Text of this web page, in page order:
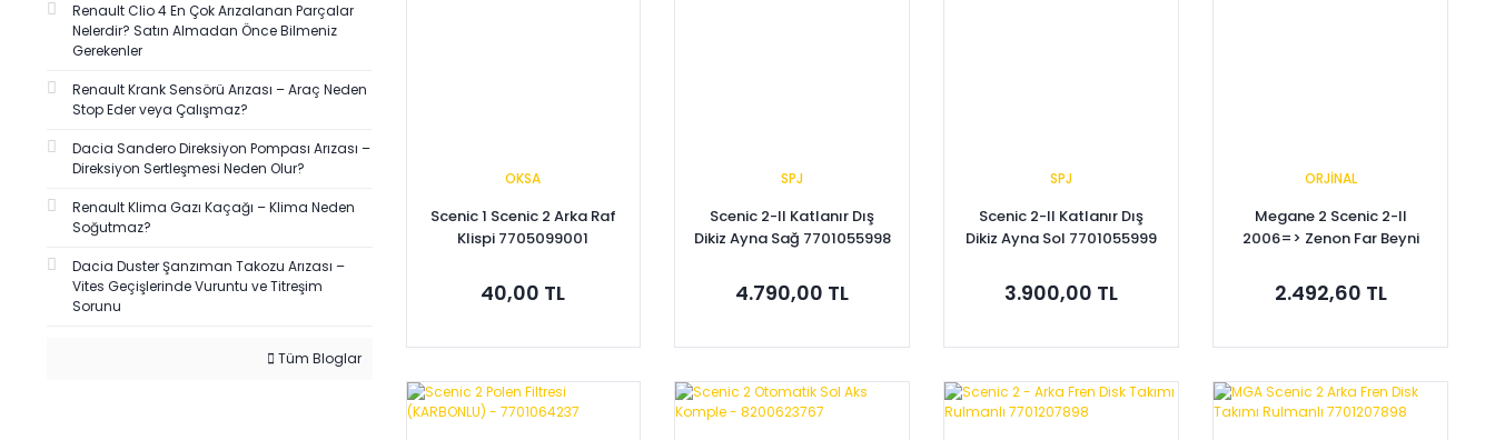
Renault Clio 4 En Çok Arızalanan Parçalar
Nelerdir? Satın Almadan Önce Bilmeniz
Gerekenler
Renault Krank Sensörü Arızası – Araç Neden
Stop Eder veya Çalışmaz?
Dacia Sandero Direksiyon Pompası Arızası –
Direksiyon Sertleşmesi Neden Olur?
Renault Klima Gazı Kaçağı – Klima Neden
Soğutmaz?
Dacia Duster Şanzıman Takozu Arızası –
Vites Geçişlerinde Vuruntu ve Titreşim
Sorunu
Tüm Bloglar
OKSA
Scenic 1 Scenic 2 Arka Raf
Klispi 7705099001
40,00 TL
Sepete Ekle
SPJ
Scenic 2-II Katlanır Dış
Dikiz Ayna Sağ 7701055998
4.790,00 TL
Sepete Ekle
SPJ
Scenic 2-II Katlanır Dış
Dikiz Ayna Sol 7701055999
3.900,00 TL
Sepete Ekle
ORJİNAL
Megane 2 Scenic 2-II
2006=> Zenon Far Beyni
2.492,60 TL
Sepete Ekle